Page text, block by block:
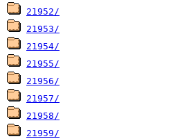
21952/
21953/
21954/
21955/
21956/
21957/
21958/
21959/